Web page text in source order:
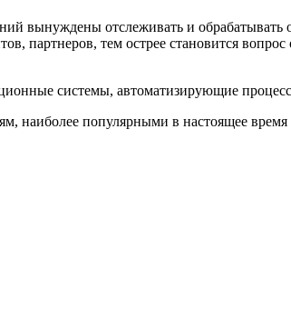
вынуждены отслеживать и
партнеров, тем острее становится
системы, автоматизирующие
наиболее популярными в настоящее